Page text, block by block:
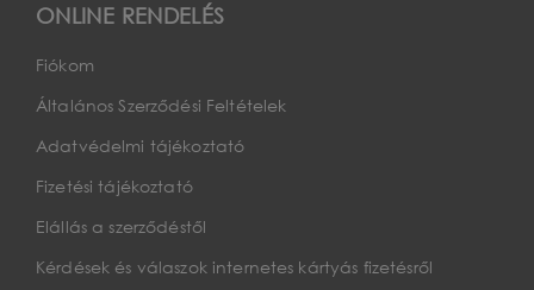
ONLINE RENDELÉS
Fiókom
Általános Szerződési Feltételek
Adatvédelmi tájékoztató
Fizetési tájékoztató
Elállás a szerződéstől
Kérdések és válaszok internetes kártyás fizetésről